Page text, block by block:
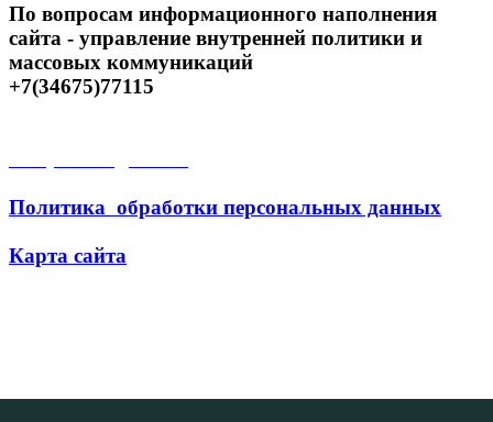
По вопросам информационного наполнения
сайта - управление внутренней политики и
массовых коммуникаций
+7(34675)77115
Политика обработки персональных данных
Карта сайта